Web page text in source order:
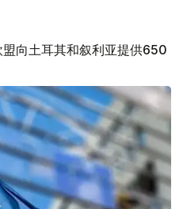
向土耳其和叙利亚提供650